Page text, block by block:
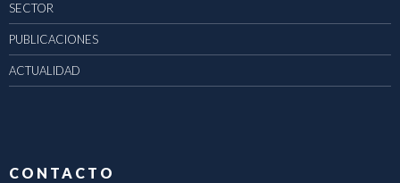
SECTOR
PUBLICACIONES
ACTUALIDAD
CONTACTO